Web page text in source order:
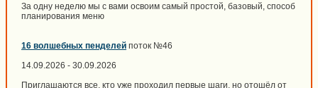
За одну неделю мы с вами освоим самый простой, базовый, способ
планирования меню
16 волшебных пенделей поток №46
14.09.2026 - 30.09.2026
Приглашаются все, кто уже проходил первые шаги, но отошёл от